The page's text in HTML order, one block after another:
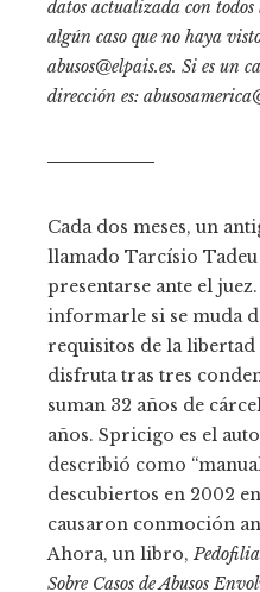
datos actualizada con todos
algún caso que no haya
abusos@elpais.es. Si es un
dirección es:
─────────
Cada dos meses, un
llamado Tarcísio
presentarse ante el
informarle si se muda
requisitos de la
disfruta tras tres
suman 32 años de
años. Spricigo es el
describió como
descubiertos en 2002
causaron conmoción
Ahora, un libro,
Sobre Casos de Abusos